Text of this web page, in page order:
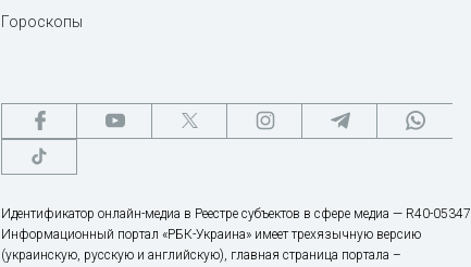
Гороскопы
Идентификатор онлайн-медиа в Реестре субъектов в сфере медиа — R40-05347
Информационный портал «РБК-Украина» имеет трехязычную версию
(украинскую, русскую и английскую), главная страница портала –